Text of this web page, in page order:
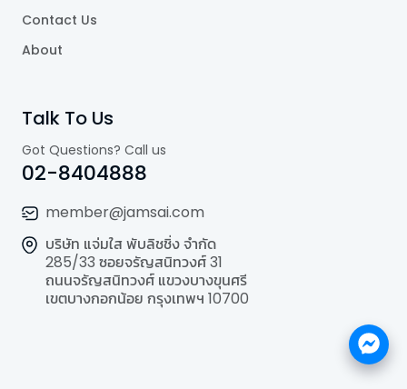
Contact Us
About
Talk To Us
Got Questions? Call us
02-8404888
member@jamsai.com
บริษัท แจ่มใส พับลิชชิ่ง จำกัด
285/33 ซอยจรัญสนิทวงศ์ 31
ถนนจรัญสนิทวงศ์ แขวงบางขุนศรี
เขตบางกอกน้อย กรุงเทพฯ 10700